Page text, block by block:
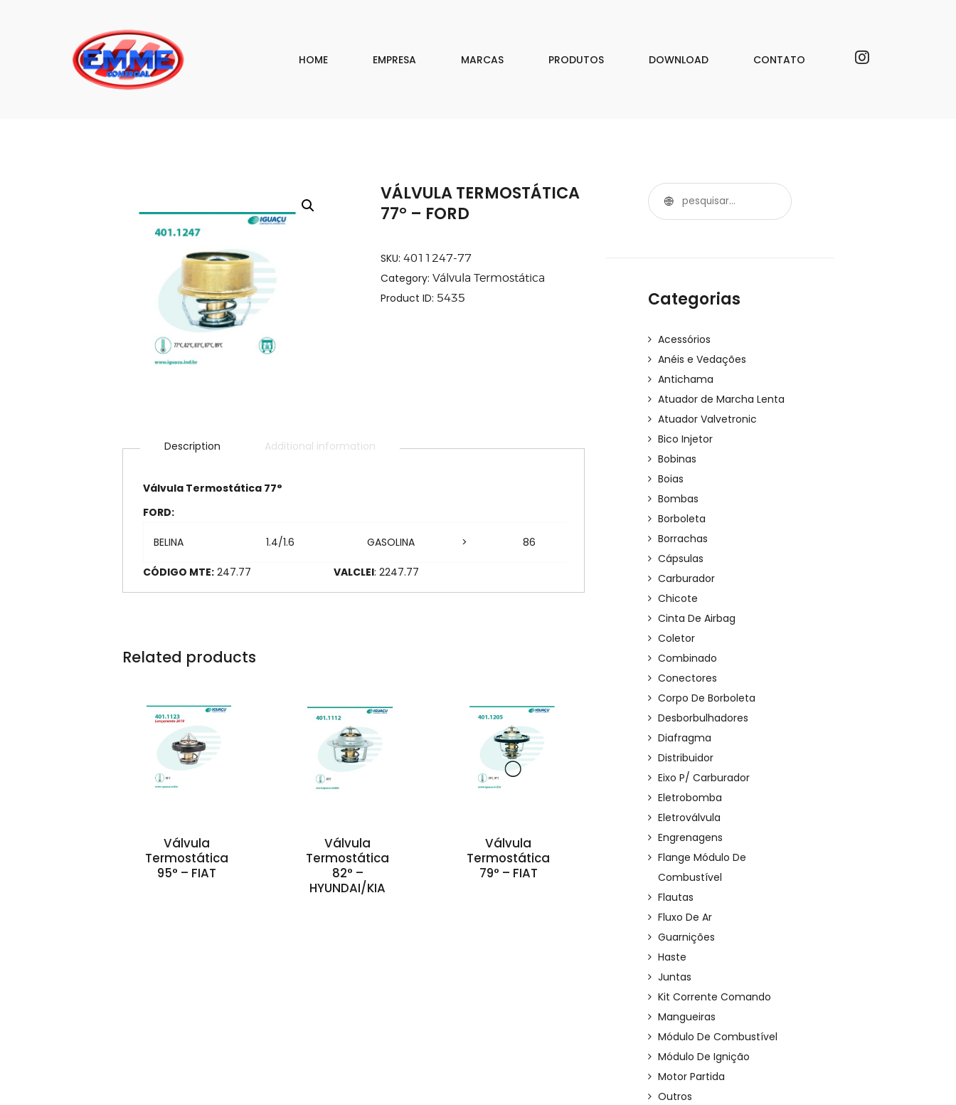
HOME EMPRESA MARCAS PRODUTOS DOWNLOAD CONTATO
PRODUTOS
VÁLVULA TERMOSTÁTICA
77° – FORD
SKU: 4011247-77
Category: Válvula Termostática
Product ID: 5435
Description Additional information
Válvula Termostática 77°
FORD:
BELINA 1.4/1.6 GASOLINA > 86
CÓDIGO MTE: 247.77 VALCLEI: 2247.77
Related products
Válvula
Termostática
95° – FIAT
Válvula
Termostática
82° –
HYUNDAI/KIA
Válvula
Termostática
79° – FIAT
PESQUISAR
Categorias
Acessórios
Anéis e Vedações
Antichama
Atuador de Marcha Lenta
Atuador Valvetronic
Bico Injetor
Bobinas
Boias
Bombas
Borboleta
Borrachas
Cápsulas
Carburador
Chicote
Cinta De Airbag
Coletor
Combinado
Conectores
Corpo De Borboleta
Desborbulhadores
Diafragma
Distribuidor
Eixo P/ Carburador
Eletrobomba
Eletroválvula
Engrenagens
Flange Módulo De
Combustível
Flautas
Fluxo De Ar
Guarnições
Haste
Juntas
Kit Corrente Comando
Mangueiras
Módulo De Combustível
Módulo De Ignição
Motor Partida
Outros